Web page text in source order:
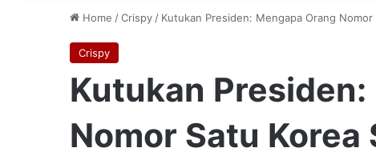
Home /Crispy / Kutukan Presiden: Mengapa Orang
Crispy
Kutukan
Nomor Satu Korea